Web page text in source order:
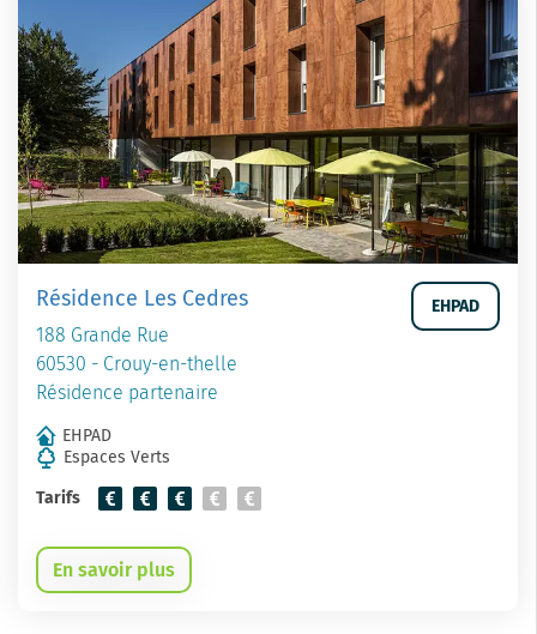
Résidence Les Cedres
188 Grande Rue
60530 - Crouy-en-thelle
Résidence partenaire
EHPAD
EHPAD
Espaces Verts
Tarifs
En savoir plus